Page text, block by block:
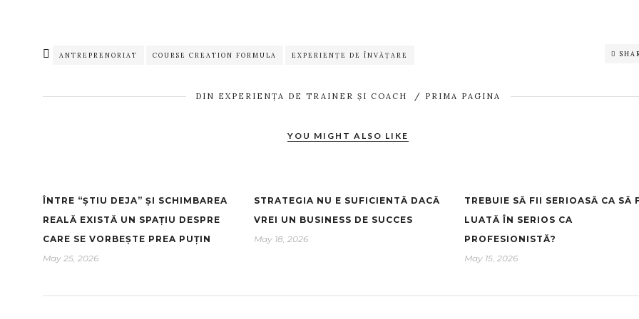
ANTREPRENORIAT COURSE CREATION FORMULA EXPERIENȚE DE ÎNVĂȚARE
DIN EXPERIENȚA DE TRAINER ȘI COACH / PRIMA PAGINA
YOU MIGHT ALSO LIKE
ÎNTRE “ȘTIU DEJA” ȘI SCHIMBAREA
REALĂ EXISTĂ UN SPAȚIU DESPRE
CARE SE VORBEȘTE PREA PUȚIN
May 25, 2026
STRATEGIA NU E SUFICIENTĂ DACĂ
VREI UN BUSINESS DE SUCCES
May 18, 2026
TREBUIE SĂ FII SERIOASĂ CA SĂ
LUATĂ ÎN SERIOS CA
PROFESIONISTĂ?
May 15, 2026